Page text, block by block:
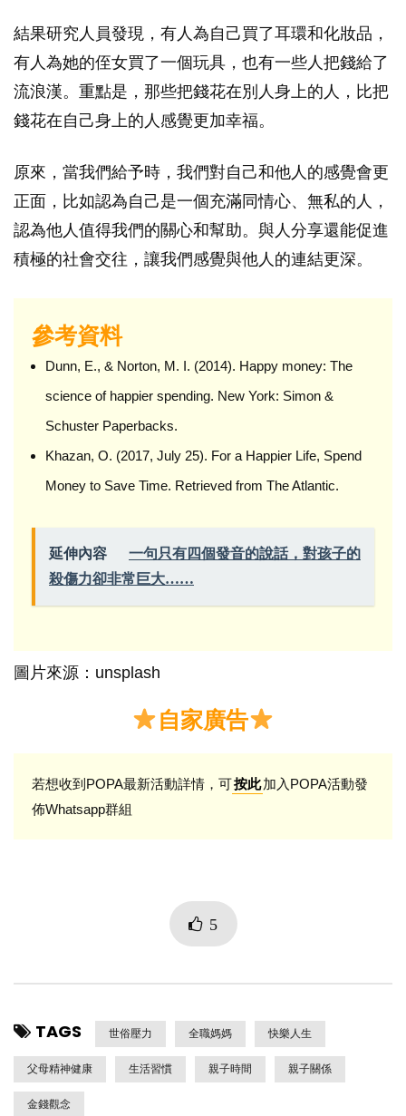
結果研究人員發現，有人為自己買了耳環和化妝品，
有人為她的侄女買了一個玩具，也有一些人把錢給了
流浪漢。重點是，那些把錢花在別人身上的人，比把
錢花在自己身上的人感覺更加幸福。
原來，當我們給予時，我們對自己和他人的感覺會更
正面，比如認為自己是一個充滿同情心、無私的人，
認為他人值得我們的關心和幫助。與人分享還能促進
積極的社會交往，讓我們感覺與他人的連結更深。
參考資料
Dunn, E., & Norton, M. I. (2014). Happy money: The
science of happier spending. New York: Simon &
Schuster Paperbacks.
Khazan, O. (2017, July 25). For a Happier Life, Spend
Money to Save Time. Retrieved from The Atlantic.
延伸內容
一句只有四個發音的說話，對孩子的
殺傷力卻非常巨大……
圖片來源：unsplash
自家廣告
若想收到POPA最新活動詳情，可按此加入POPA活動發
佈Whatsapp群組
5
TAGS 世俗壓力 全職媽媽 快樂人生
父母精神健康 生活習慣 親子時間 親子關係
金錢觀念